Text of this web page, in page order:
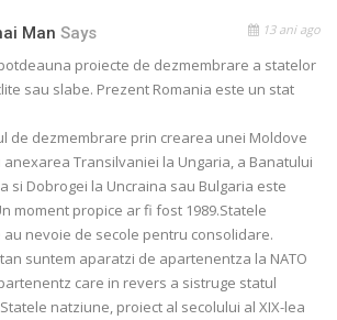
Man Says 13 ani ago
proiecte de dezmembrare a statelor
sau slabe. Prezent Romania este un stat
de dezmembrare prin crearea unei Moldove
anexarea Transilvaniei la Ungaria, a Banatului
si Dobrogei la Uncraina sau Bulgaria este
moment propice ar fi fost 1989.Statele
au nevoie de secole pentru consolidare.
suntem aparatzi de apartenentza la NATO
care in revers a sistruge statul
natziune, proiect al secolului al XIX-lea